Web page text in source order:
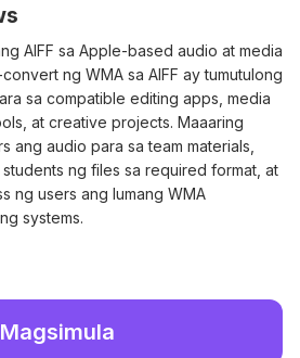
AIFF sa Apple-based audio at media
ng WMA sa AIFF ay tumutulong
sa compatible editing apps, media
at creative projects. Maaaring
ang audio para sa team materials,
ng files sa required format, at
ng users ang lumang WMA
systems.
Magsimula